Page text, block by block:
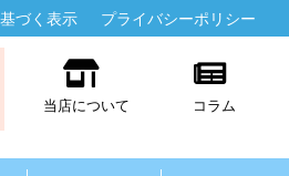
づく表示 プライバシーポリシー
当店について コラム